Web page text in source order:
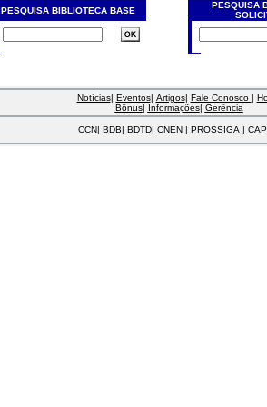
PESQUISA BIBLIOTECA BASE
PESQUISA
Notícias| Eventos| Artigos| Fale Conosco |
Bônus| Informações| Gerência
CCN| BDB| BDTD| CNEN | PROSSIGA |